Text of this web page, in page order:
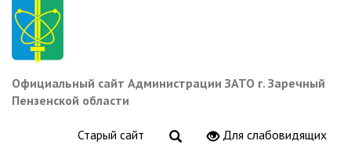
Перейти
основному
содержанию
Официальный сайт Администрации ЗАТО г. Заречный
Пензенской области
Старый сайт Для слабовидящих